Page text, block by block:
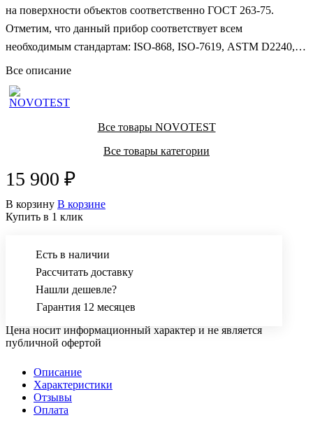
на поверхности объектов соответственно ГОСТ 263-75.
Отметим, что данный прибор соответствует всем
необходимым стандартам: ISO-868, ISO-7619, ASTM D2240,
DIN53505, JIS K7215. Этот прибор широко используется в
таких отраслях, как машиностроение, радиоприборостроение
и некоторые другие области промышленности.
Все описание
Все товары NOVOTEST
Все товары категории
15 900 ₽
В корзину В корзине
Купить в 1 клик
Есть в наличии
Рассчитать доставку
Нашли дешевле?
Гарантия 12 месяцев
Цена носит информационный характер и не является
публичной офертой
Описание
Характеристики
Отзывы
Оплата